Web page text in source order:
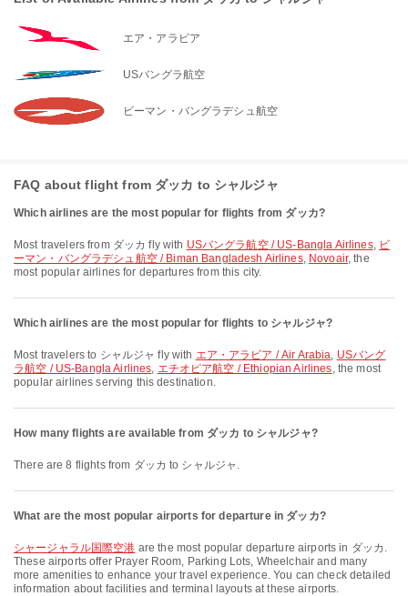
エア・アラビア
USバングラ航空
ビーマン・バングラデシュ航空
FAQ about flight from ダッカ to シャルジャ
Which airlines are the most popular for flights from ダッカ?
Most travelers from ダッカ fly with USバングラ航空 / US-Bangla Airlines, ビ
ーマン・バングラデシュ航空 / Biman Bangladesh Airlines, Novoair, the
most popular airlines for departures from this city.
Which airlines are the most popular for flights to シャルジャ?
Most travelers to シャルジャ fly with エア・アラビア / Air Arabia, USバング
ラ航空 / US-Bangla Airlines, エチオピア航空 / Ethiopian Airlines, the most
popular airlines serving this destination.
How many flights are available from ダッカ to シャルジャ?
There are 8 flights from ダッカ to シャルジャ.
What are the most popular airports for departure in ダッカ?
シャージャラル国際空港 are the most popular departure airports in ダッカ.
These airports offer Prayer Room, Parking Lots, Wheelchair and many
more amenities to enhance your travel experience. You can check detailed
information about facilities and terminal layouts at these airports.